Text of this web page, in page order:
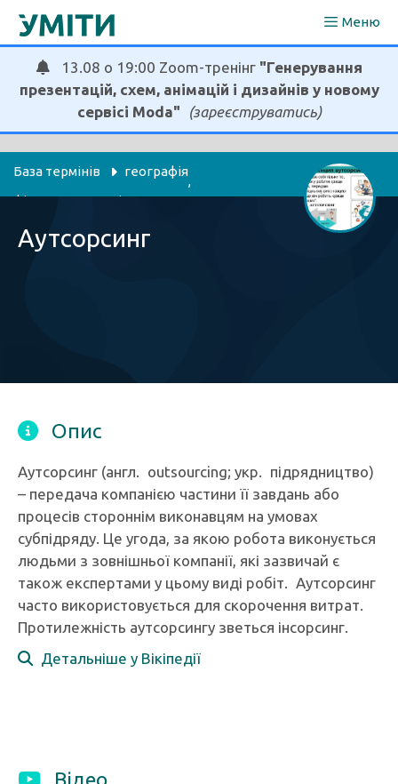
Перейти
Меню
13.08 о 19:00 Zoom-тренінг "Генерування
презентацій, схем, анімацій і дизайнів у новому
сервісі Moda"
(зареєструватись)
База термінів географія
,
фінанси, економіка
Аутсорсинг
Опис
Аутсорсинг (англ. outsourcing; укр. підрядництво)
– передача компанією частини її завдань або
процесів стороннім виконавцям на умовах
субпідряду. Це угода, за якою робота виконується
людьми з зовнішньої компанії, які зазвичай є
також експертами у цьому виді робіт. Аутсорсинг
часто використовується для скорочення витрат.
Протилежність аутсорсингу зветься інсорсинг.
Детальніше у Вікіпедії
Відео